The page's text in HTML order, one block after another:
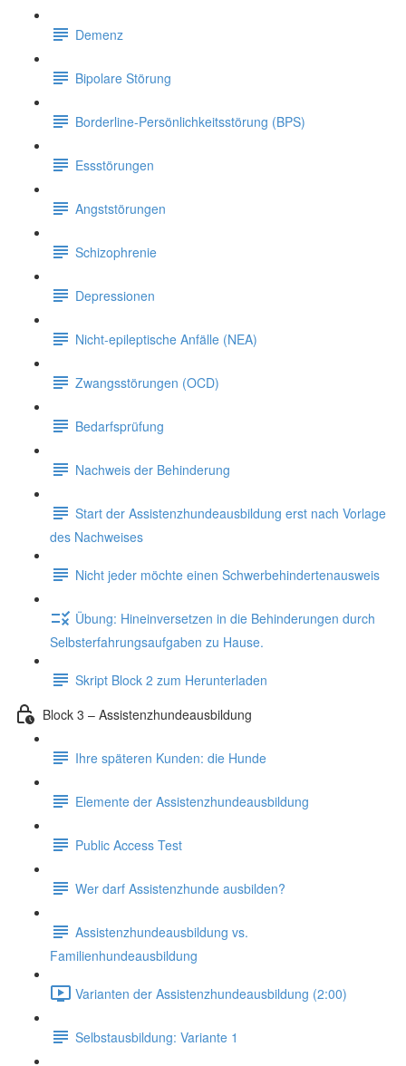
Demenz
Bipolare Störung
Borderline-Persönlichkeitsstörung (BPS)
Essstörungen
Angststörungen
Schizophrenie
Depressionen
Nicht-epileptische Anfälle (NEA)
Zwangsstörungen (OCD)
Bedarfsprüfung
Nachweis der Behinderung
Start der Assistenzhundeausbildung erst nach Vorlage
des Nachweises
Nicht jeder möchte einen Schwerbehindertenausweis
Übung: Hineinversetzen in die Behinderungen durch
Selbsterfahrungsaufgaben zu Hause.
Skript Block 2 zum Herunterladen
Block 3 – Assistenzhundeausbildung
Ihre späteren Kunden: die Hunde
Elemente der Assistenzhundeausbildung
Public Access Test
Wer darf Assistenzhunde ausbilden?
Assistenzhundeausbildung vs.
Familienhundeausbildung
Varianten der Assistenzhundeausbildung (2:00)
Selbstausbildung: Variante 1